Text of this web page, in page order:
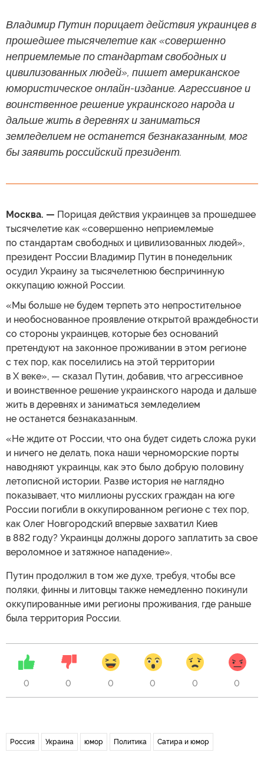
Владимир Путин порицает действия украинцев в
прошедшее тысячелетие как «совершенно
неприемлемые по стандартам свободных и
цивилизованных людей», пишет американское
юмористическое онлайн-издание. Агрессивное и
воинственное решение украинского народа и
дальше жить в деревнях и заниматься
земледелием не останется безнаказанным, мог
бы заявить российский президент.
Москва. — Порицая действия украинцев за прошедшее
тысячелетие как «совершенно неприемлемые
по стандартам свободных и цивилизованных людей»,
президент России Владимир Путин в понедельник
осудил Украину за тысячелетнюю беспричинную
оккупацию южной России.
«Мы больше не будем терпеть это непростительное
и необоснованное проявление открытой враждебности
со стороны украинцев, которые без оснований
претендуют на законное проживании в этом регионе
с тех пор, как поселились на этой территории
в X веке», — сказал Путин, добавив, что агрессивное
и воинственное решение украинского народа и дальше
жить в деревнях и заниматься земледелием
не останется безнаказанным.
«Не ждите от России, что она будет сидеть сложа руки
и ничего не делать, пока наши черноморские порты
наводняют украинцы, как это было добрую половину
летописной истории. Разве история не наглядно
показывает, что миллионы русских граждан на юге
России погибли в оккупированном регионе с тех пор,
как Олег Новгородский впервые захватил Киев
в 882 году? Украинцы должны дорого заплатить за свое
вероломное и затяжное нападение».
Путин продолжил в том же духе, требуя, чтобы все
поляки, финны и литовцы также немедленно покинули
оккупированные ими регионы проживания, где раньше
была территория России.
0 0 0 0 0 0
Россия Украина юмор Политика Сатира и юмор